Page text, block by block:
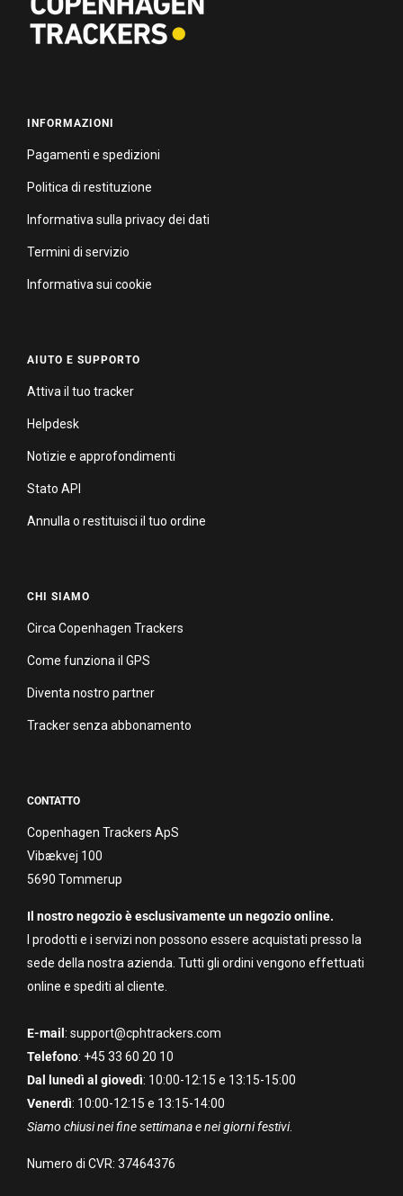
INFORMAZIONI
Pagamenti e spedizioni
Politica di restituzione
Informativa sulla privacy dei dati
Termini di servizio
Informativa sui cookie
AIUTO E SUPPORTO
Attiva il tuo tracker
Helpdesk
Notizie e approfondimenti
Stato API
Annulla o restituisci il tuo ordine
CHI SIAMO
Circa Copenhagen Trackers
Come funziona il GPS
Diventa nostro partner
Tracker senza abbonamento
CONTATTO
Copenhagen Trackers ApS
Vibækvej 100
5690 Tommerup
Il nostro negozio è esclusivamente un negozio online.
I prodotti e i servizi non possono essere acquistati presso la
sede della nostra azienda. Tutti gli ordini vengono effettuati
online e spediti al cliente.
E-mail : support@cphtrackers.com
Telefono: +45 33 60 20 10
Dal lunedì al giovedì: 10:00-12:15 e 13:15-15:00
Venerdì: 10:00-12:15 e 13:15-14:00
Siamo chiusi nei fine settimana e nei giorni festivi.
Numero di CVR: 37464376